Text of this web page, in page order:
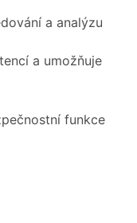
a analýzu
a umožňuje
funkce